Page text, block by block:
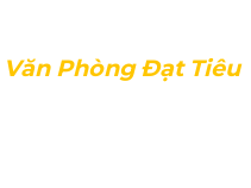
Văn Phòng Đạt Tiêu